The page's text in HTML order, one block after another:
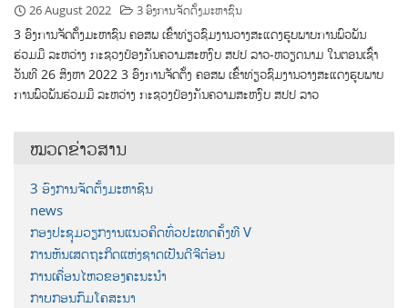
26 August 2022 3 ອົງການຈັດຕັ້ງມະຫາຊົນ
3 ອົງການຈັດຕັ້ງມະຫາຊົນ ຄອສພ ເຂົ້າທ່ຽວຊົມງານວາງສະແດງຮູບພາບການພົວພັນ
ຮ່ວມມື ລະຫວ່າງ ກະຊວງປ້ອງກັນຄວາມສະຫງົບ ສປປ ລາວ-ຫວຽດນາມ ໃນຕອນເຊົ້າ
ວັນທີ 26 ສິງຫາ 2022 3 ອົງການຈັດຕັ້ງ ຄອສພ ເຂົ້າທ່ຽວຊົມງານວາງສະແດງຮູບພາບ
ການພົວພັນຮ່ວມມື ລະຫວ່າງ ກະຊວງປ້ອງກັນຄວາມສະຫງົບ ສປປ ລາວ
ໝວດຂ່າວສານ
3 ອົງການຈັດຕັ້ງມະຫາຊົນ
news
ກອງປະຊຸມວຽກງານແນວຄິດທົ່ວປະເທດຄັ້ງທີ V
ການຫັນເສດຖະກິດແຫ່ງຊາດເປັນດີຈີຕ໋ອນ
ການເຄື່ອນໄຫວຂອງຄະນະນຳ
ກາບກອນກົມໂຄສະນາ